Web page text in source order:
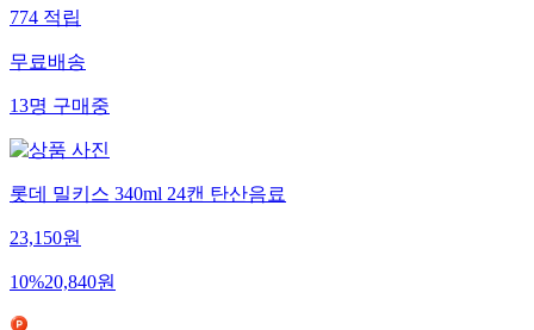
774적립
무료배송
13명구매중
롯데 밀키스 340ml 24캔 탄산음료
23,150원
10%20,840원